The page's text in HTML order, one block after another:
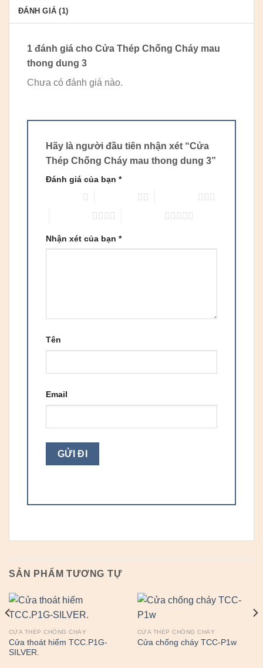
ĐÁNH GIÁ (1)
1 đánh giá cho Cửa Thép Chống Cháy mau
thong dung 3
Chưa có đánh giá nào.
Hãy là người đầu tiên nhận xét “Cửa
Thép Chống Cháy mau thong dung 3”
Đánh giá của bạn *
Nhận xét của bạn *
Tên
Email
SẢN PHẨM TƯƠNG TỰ
CỬA THÉP CHỐNG CHÁY
Cửa thoát hiểm TCC.P1G-
SILVER.
CỬA THÉP CHỐNG CHÁY
Cửa chống cháy TCC-P1w